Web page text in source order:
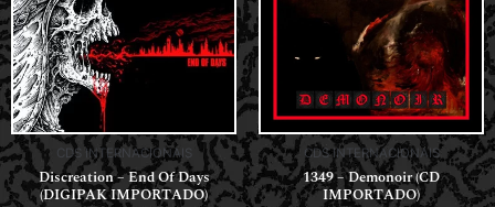
CDS INTERNACIONAIS
Discreation – End Of Days
(DIGIPAK IMPORTADO)
CDS INTERNACIONAIS
1349 – Demonoir (CD
IMPORTADO)